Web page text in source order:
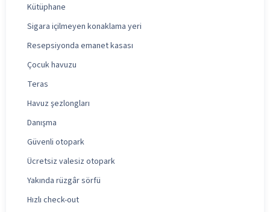
Kütüphane
Sigara içilmeyen konaklama yeri
Resepsiyonda emanet kasası
Çocuk havuzu
Teras
Havuz şezlongları
Danışma
Güvenli otopark
Ücretsiz valesiz otopark
Yakında rüzgâr sörfü
Hızlı check-out